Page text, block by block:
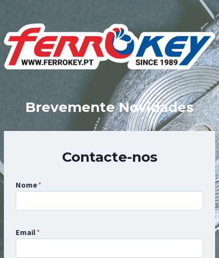
content
Brevemente Novidades
Contacte-nos
Nome*
Email*